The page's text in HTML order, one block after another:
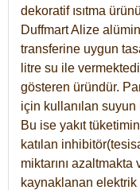
dekoratif ısıtma
Duffmart Alize
transferine uygun
litre su ile
gösteren üründür.
için kullanılan suyun
Bu ise yakıt
katılan
miktarını azaltmakta
kaynaklanan